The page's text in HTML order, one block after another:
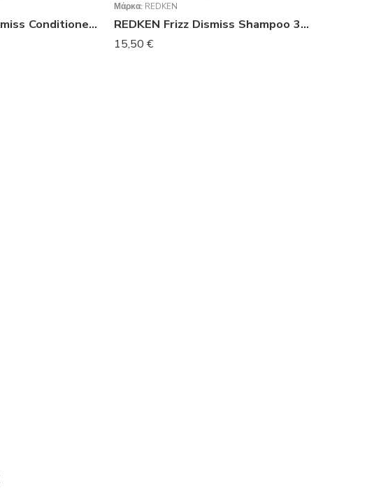
REDKEN Frizz Dismiss Conditioner 300ml
Μάρκα: REDKEN
REDKEN Frizz Dismiss Shampoo 300ml
15,50 €